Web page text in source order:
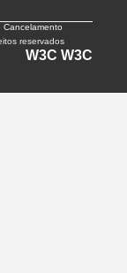
Cancelamento
reservados
W3C W3C